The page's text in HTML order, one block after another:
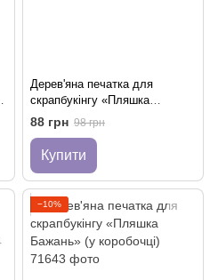
Дерев'яна печатка для
скрапбукінгу «Пляшка
Бажань» з гвинтовою
кришкою (у коробочці)
88 грн 98 грн
Купити
−10%